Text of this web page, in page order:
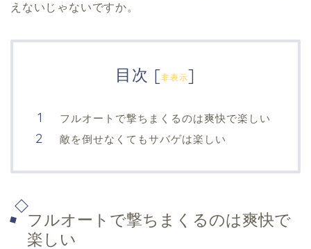
えないじゃないですか。
目次 [非表示]
フルオートで撃ちまくるのは爽快で楽しい
敵を倒せなくてもサバゲは楽しい
フルオートで撃ちまくるのは爽快で
楽しい